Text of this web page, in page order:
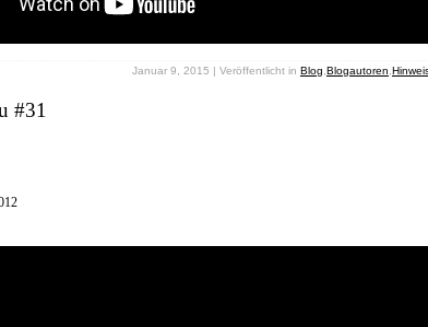
Januar 9, 2015 | Veröffentlicht in Blog Blogautoren
#31